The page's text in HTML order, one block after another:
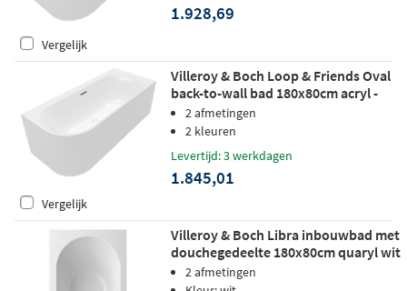
1.928,69
Vergelijk
Villeroy & Boch Loop & Friends Oval
back-to-wall bad 180x80cm acryl -
hoek rechts - Stone White
2 afmetingen
2 kleuren
Levertijd: 3 werkdagen
1.845,01
Vergelijk
Villeroy & Boch Libra inbouwbad met
douchegedeelte 180x80cm quaryl wit
2 afmetingen